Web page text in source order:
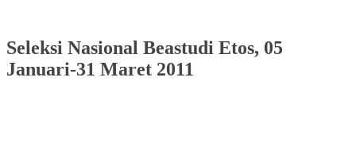
Seleksi Nasional Beastudi Etos, 05
Januari-31 Maret 2011